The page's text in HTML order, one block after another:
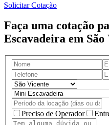
Solicitar Cotação
Faça uma cotação
Escavadeira em São
Preciso de Operador